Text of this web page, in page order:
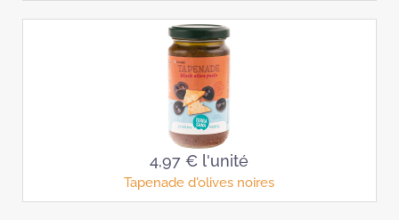
4,97 € l'unité
Tapenade d'olives noires